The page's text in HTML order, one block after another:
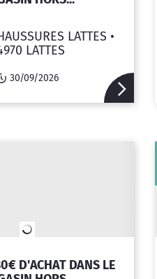
LATTES •
LATTES
30/09/2026
D'ACHAT DANS LE